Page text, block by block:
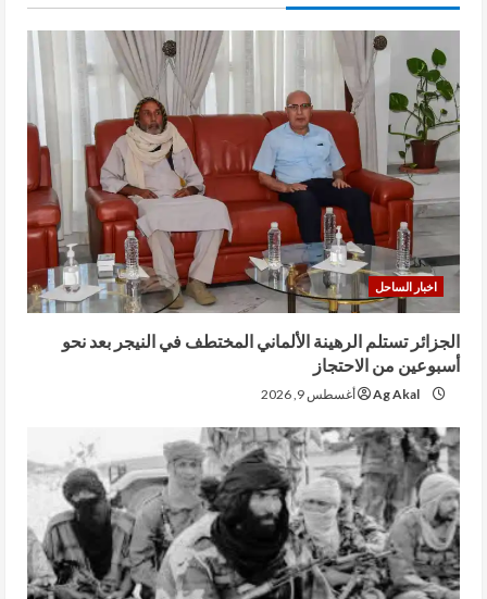
اخبار الساحل
الجزائر تستلم الرهينة الألماني المختطف في النيجر بعد نحو
أسبوعين من الاحتجاز
Ag Akal أغسطس 9, 2026